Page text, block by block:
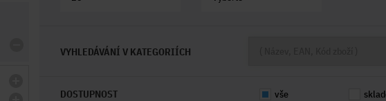
VYHLEDÁVÁNÍ V KATEGORIÍCH
DOSTUPNOST vše